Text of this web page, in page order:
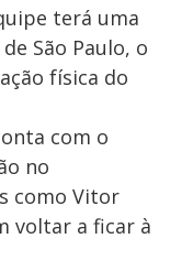
terá uma
São Paulo, o
física do
com o
no
como Vitor
voltar a ficar à